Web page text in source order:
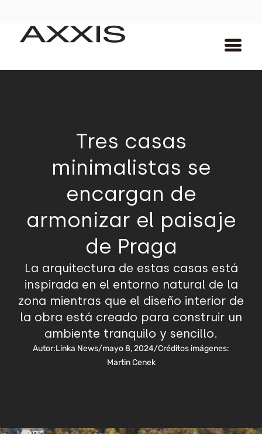
Tres casas
minimalistas se
encargan de
armonizar el paisaje
de Praga
La arquitectura de estas casas está
inspirada en el entorno natural de la
zona mientras que el diseño interior de
la obra está creado para construir un
ambiente tranquilo y sencillo.
Autor:Linka News/mayo 8, 2024/Créditos imágenes:
Martin Cenek